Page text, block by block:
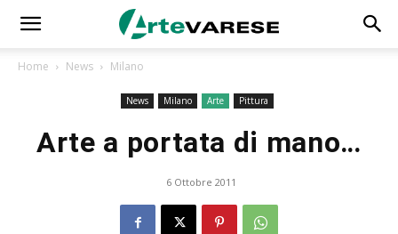
Home News Milano
News Milano Arte Pittura
Arte a portata di mano…
6 Ottobre 2011